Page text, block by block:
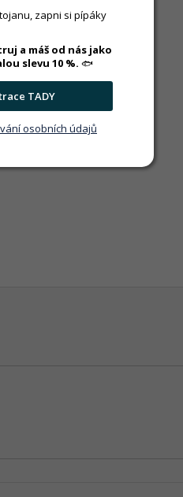
zapni si pípáky
a máš od nás jako
slevu 10 %. 🐟
TADY
osobních údajů